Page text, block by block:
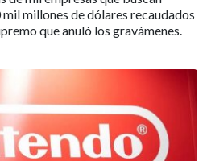
millones de dólares recaudados
que anuló los gravámenes.